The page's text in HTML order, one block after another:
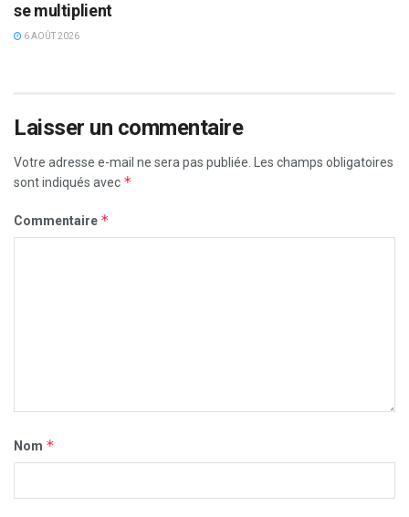
se multiplient
6 AOÛT 2026
Laisser un commentaire
Votre adresse e-mail ne sera pas publiée. Les champs obligatoires
sont indiqués avec *
Commentaire *
Nom *